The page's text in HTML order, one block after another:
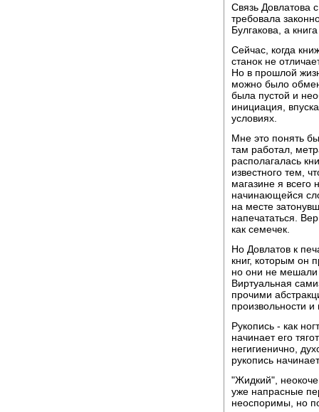
Связь Довлатова
требовала
Булгакова, а
Сейчас, когда
станок не
Но в прошлой
можно было
была пустой и
инициация,
условиях.
Мне это понять
там работал,
располагалась
известного тем,
магазине я всего
начинающейся
на месте
напечататься.
как семечек.
Но Довлатов к
книг, которым он
но они не мешали
Виртуальная
прочими
произвольности и
Рукопись - как
начинает его
негигиенично,
рукопись
"Жидкий",
уже напрасные
неоспоримы, но